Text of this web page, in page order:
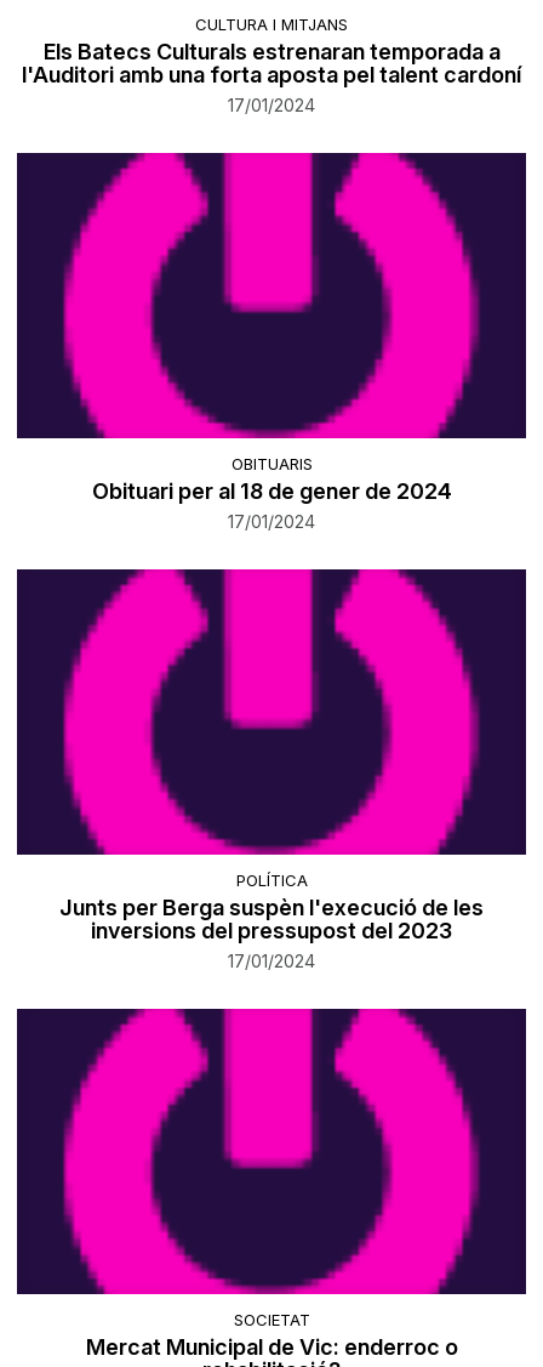
CULTURA I MITJANS
Els Batecs Culturals estrenaran temporada a
l'Auditori amb una forta aposta pel talent cardoní
17/01/2024
OBITUARIS
Obituari per al 18 de gener de 2024
17/01/2024
POLÍTICA
Junts per Berga suspèn l'execució de les
inversions del pressupost del 2023
17/01/2024
SOCIETAT
Mercat Municipal de Vic: enderroc o